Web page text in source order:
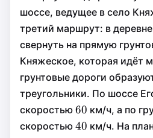
шоссе, ведущее в село
третий маршрут: в
свернуть на прямую
Княжеское, которая идёт
грунтовые дороги
треугольники. По шоссе
скоростью 60
60
60 км/ч, а по
скоростью 40
40
40 км/ч. На